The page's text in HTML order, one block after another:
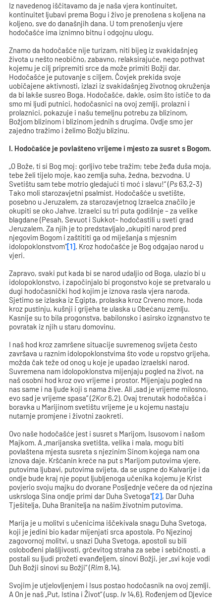
Iz navedenog iščitavamo da je naša vjera kontinuitet,
kontinuitet ljubavi prema Bogu i živo je prenošena s koljena na
koljeno, sve do današnjih dana. U tom prenošenju vjere
hodočašće ima iznimno bitnu i odgojnu ulogu.
Znamo da hodočašće nije turizam, niti bijeg iz svakidašnjeg
života u nešto neobično, zabavno, relaksirajuće, nego pothvat
kojemu je cilj pripremiti srce da može primiti Božji dar.
Hodočašće je putovanje s ciljem. Čovjek prekida svoje
uobičajene aktivnosti, izlazi iz svakidašnjeg životnog okruženja
da bi lakše susreo Boga. Hodočašće, dakle, osim što ističe to da
smo mi ljudi putnici, hodočasnici na ovoj zemlji, prolazni i
prolaznici, pokazuje i našu temeljnu potrebu za blizinom,
Božjom blizinom i blizinom jednih s drugima. Ovdje smo jer
zajedno tražimo i želimo Božju blizinu.
I. Hodočašće je povlašteno vrijeme i mjesto za susret s Bogom.
„O Bože, ti si Bog moj: gorljivo tebe tražim; tebe žeđa duša moja,
tebe želi tijelo moje, kao zemlja suha, žedna, bezvodna. U
Svetištu sam tebe motrio gledajući ti moć i slavu!“ (Ps 63,2-3)
Tako moli starozavjetni psalmist. Hodočašće u svetište,
posebno u Jeruzalem, za starozavjetnog Izraelca značilo je
okupiti se oko Jahve. Izraelci su tri puta godišnje – za velike
blagdane (Pesah, Sevuot i Sukkot– hodočastili u sveti grad
Jeruzalem. Za njih je to predstavljalo „okupiti narod pred
njegovim Bogom i zaštititi ga od miješanja s mjesnim
idolopoklonstvom“[1]. Kroz hodočašće je Bog odgajao narod u
vjeri.
Zapravo, svaki put kada bi se narod udaljio od Boga, ulazio bi u
idolopoklonstvo, i započinjalo bi progonstvo koje se pretvaralo u
dugi hodočasnički hod kojim je iznova rasla vjera naroda.
Sjetimo se izlaska iz Egipta, prolaska kroz Crveno more, hoda
kroz pustinju, kušnji i grijeha te ulaska u Obećanu zemlju.
Kasnije su to bila progonstva, babilonsko i asirsko izgnanstvo te
povratak iz njih u staru domovinu.
I naš hod kroz zamršene situacije suvremenog svijeta često
završava u raznim idolopoklonstvima što vode u ropstvo grijeha,
možda čak teže od onog u koje je upadao izraelski narod.
Suvremena nam idolopoklonstva mijenjaju pogled na život, na
naš osobni hod kroz ovo vrijeme i prostor. Mijenjaju pogled na
nas same i na ljude koji s nama žive. Ali „sad je vrijeme milosno,
evo sad je vrijeme spasa“ (2Kor6,2). Ovaj trenutak hodočašća i
boravka u Marijinom svetištu vrijeme je u kojemu nastaju
nutarnje promjene i životni zaokreti.
Ovo naše hodočašće jest i susret s Marijom, Isusovom i našom
Majkom. A „marijanska svetišta, velika i mala, mogu biti
povlaštena mjesta susreta s njezinim Sinom kojega nam ona
iznova daje. Kršćanin kreće na put s Marijom putovima vjere,
putovima ljubavi, putovima svijeta, da se uspne do Kalvarije i da
ondje bude kraj nje poput ljubljenoga učenika kojemu je Krist
povjerio svoju majku do dvorane Posljednje večere da od njezina
uskrsloga Sina ondje primi dar Duha Svetoga“[2], Dar Duha
Tješitelja, Duha Branitelja na našim životnim putovima.
Marija je u molitvi s učenicima iščekivala snagu Duha Svetoga,
koji je jedini bio kadar mijenjati srca apostola. Po Njezinoj
zagovornoj molitvi, u snazi Duha Svetoga, apostoli su bili
oslobođeni plašljivosti, grčevitog straha za sebe i sebičnosti, a
postali su ljudi prožeti evanđeljem, sinovi Božji, jer „svi koje vodi
Duh Božji sinovi su Božji“ (Rim 8,14).
Svojim je utjelovljenjem i Isus postao hodočasnik na ovoj zemlji.
A On je naš „Put, Istina i Život“ (usp. Iv 14,6). Rođenjem od Djevice